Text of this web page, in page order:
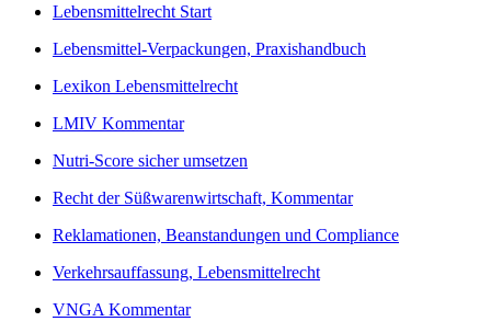
Lebensmittelrecht Start
Lebensmittel-Verpackungen, Praxishandbuch
Lexikon Lebensmittelrecht
LMIV Kommentar
Nutri-Score sicher umsetzen
Recht der Süßwarenwirtschaft, Kommentar
Reklamationen, Beanstandungen und Compliance
Verkehrsauffassung, Lebensmittelrecht
VNGA Kommentar